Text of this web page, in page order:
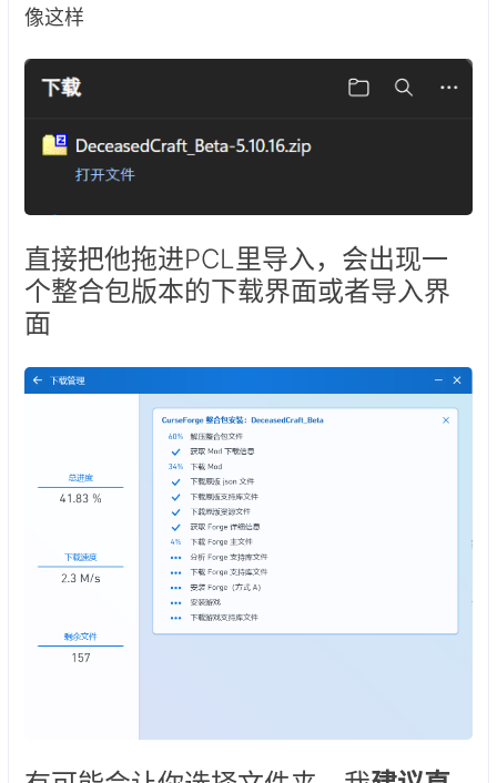
像这样
直接把他拖进PCL里导入，会出现一
个整合包版本的下载界面或者导入界
面